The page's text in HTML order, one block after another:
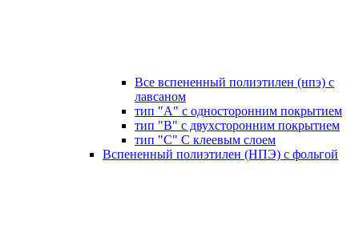
Все вспененный полиэтилен (нпэ) с
лавсаном
тип "А" с односторонним покрытием
тип "В" с двухсторонним покрытием
тип "С" С клеевым слоем
Вспененный полиэтилен (НПЭ) с фольгой